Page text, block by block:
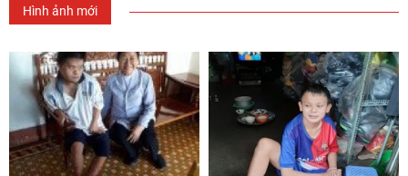
Hình ảnh mới